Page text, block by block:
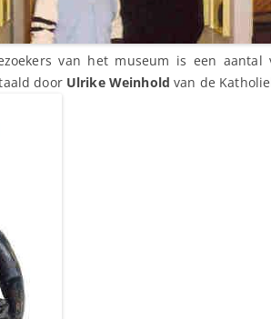
van het museum is een
door Ulrike Weinhold van de